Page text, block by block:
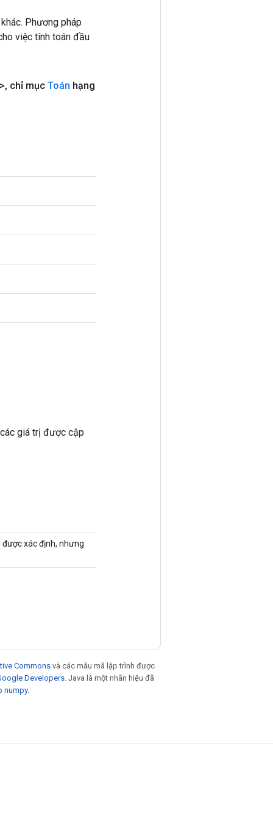
Phương pháp
việc tính toán đầu
, chỉ mục Toán hạng
giá trị được cập
được xác định, nhưng
Commons và các mẫu mã lập trình được
Developers. Java là một nhãn hiệu đã
numpy.